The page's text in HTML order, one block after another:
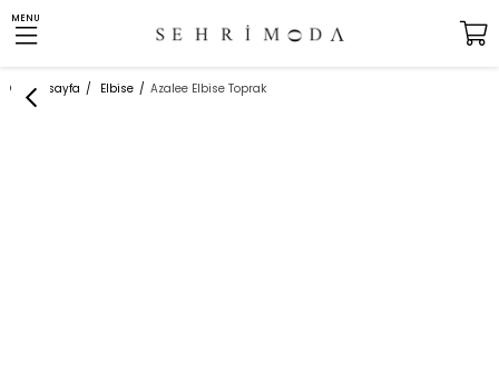
MENU
Anasayfa Elbise Azalee Elbise Toprak